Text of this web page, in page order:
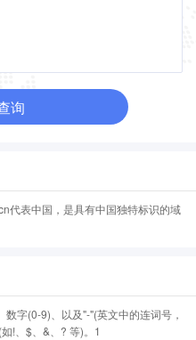
询
代表中国，是具有中国独特标识的域
字(0-9)、以及"-"(英文中的连词号，
!、$、&、? 等)。1